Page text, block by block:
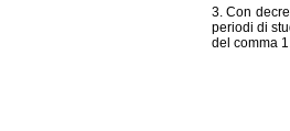
3. Con
periodi di
del comma